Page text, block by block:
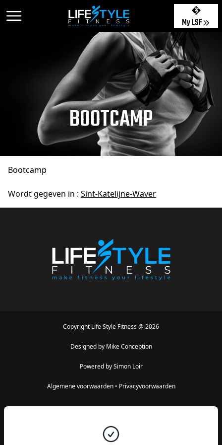
My LSF
BOOTCAMP
Bootcamp
Wordt gegeven in : Sint-Katelijne-Waver
Copyright Life Style Fitness @ 2026
Designed by Mike Conception
Powered by Simon Loir
Algemene voorwaarden • Privacyvoorwaarden